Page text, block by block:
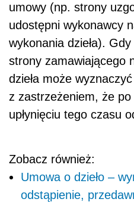
umowy (np. strony
udostępni wykonawcy
wykonania dzieła).
strony zamawiającego
dzieła może
z zastrzeżeniem, że
upłynięciu tego czasu
Zobacz również:
Umowa o dzieło –
odstąpienie,